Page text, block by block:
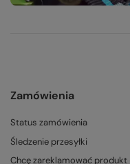
Zamówienia
Status zamówienia
Śledzenie przesyłki
Chcę zareklamować produkt